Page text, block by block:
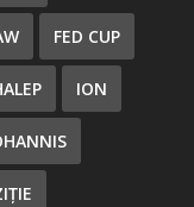
FED CUP
ION